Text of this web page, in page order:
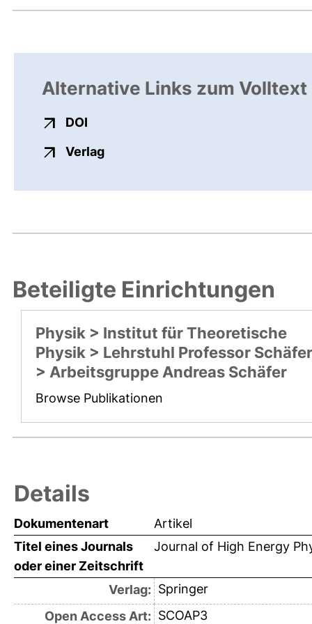
Alternative Links zum Volltext
DOI
Verlagexterner Link, öffnet neues
Beteiligte Einrichtungen
Physik > Institut für Theoretische
Physik > Lehrstuhl Professor Schäfer
> Arbeitsgruppe Andreas Schäfer
Browse Publikationen
Details
Dokumentenart
Artikel
Titel eines Journals
oder einer Zeitschrift
Journal of High Energy
Verlag: Springer
Open Access Art: SCOAP3